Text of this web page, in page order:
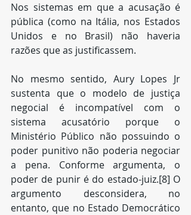
Nos sistemas em que a acusação é
pública (como na Itália, nos Estados
Unidos e no Brasil) não haveria
razões que as justificassem.
No mesmo sentido, Aury Lopes Jr
sustenta que o modelo de justiça
negocial é incompatível com o
sistema acusatório porque o
Ministério Público não possuindo o
poder punitivo não poderia negociar
a pena. Conforme argumenta, o
poder de punir é do estado-juiz.[8] O
argumento desconsidera, no
entanto, que no Estado Democrático